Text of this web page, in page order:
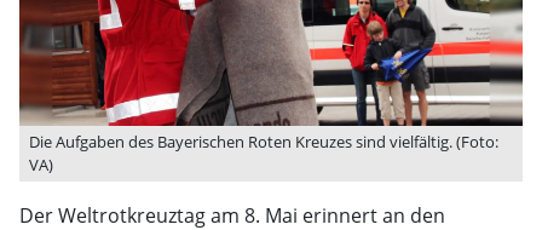
Die Aufgaben des Bayerischen Roten Kreuzes sind vielfältig. (Foto:
VA)
Der Weltrotkreuztag am 8. Mai erinnert an den